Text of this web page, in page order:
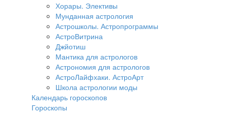
Хорары. Элективы
Мунданная астрология
Астрошколы. Астропрограммы
АстроВитрина
Джйотиш
Мантика для астрологов
Астрономия для астрологов
АстроЛайфхаки. АстроАрт
Школа астрологии моды
Календарь гороскопов
Гороскопы